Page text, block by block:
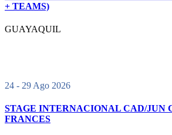
+ TEAMS)
GUAYAQUIL
24 - 29 Ago 2026
STAGE INTERNACIONAL CAD/JUN
FRANCES